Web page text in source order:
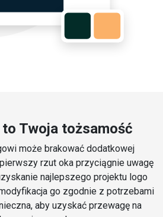
Twoja tożsamość
może brakować dodatkowej
rzut oka przyciągnie uwagę
najlepszego projektu logo
go zgodnie z potrzebami
aby uzyskać przewagę na